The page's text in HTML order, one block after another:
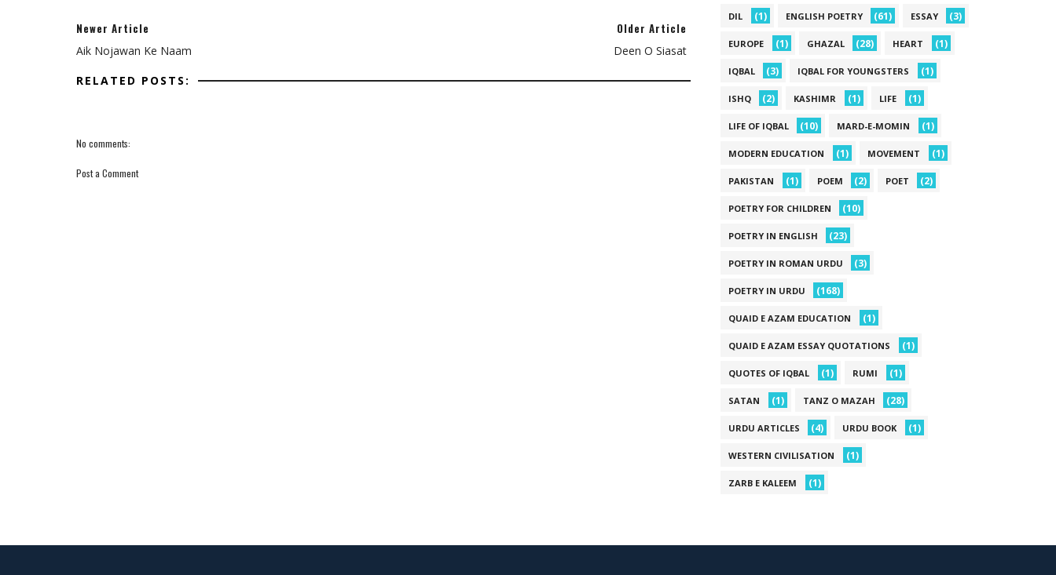
Newer Article
Aik Nojawan Ke Naam
Older Article
Deen O Siasat
RELATED POSTS:
No comments:
Post a Comment
DIL (1) ENGLISH POETRY (61) ESSAY (3)
EUROPE (1) GHAZAL (28) HEART (1)
IQBAL (3) IQBAL FOR YOUNGSTERS (1)
ISHQ (2) KASHIMR (1) LIFE (1)
LIFE OF IQBAL (10) MARD-E-MOMIN (1)
MODERN EDUCATION (1) MOVEMENT (1)
PAKISTAN (1) POEM (2) POET (2)
POETRY FOR CHILDREN (10)
POETRY IN ENGLISH (23)
POETRY IN ROMAN URDU (3)
POETRY IN URDU (168)
QUAID E AZAM EDUCATION (1)
QUAID E AZAM ESSAY QUOTATIONS (1)
QUOTES OF IQBAL (1) RUMI (1)
SATAN (1) TANZ O MAZAH (28)
URDU ARTICLES (4) URDU BOOK (1)
WESTERN CIVILISATION (1)
ZARB E KALEEM (1)